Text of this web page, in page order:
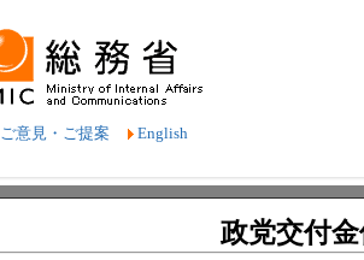
ご意見・ご提案 English
政党交付